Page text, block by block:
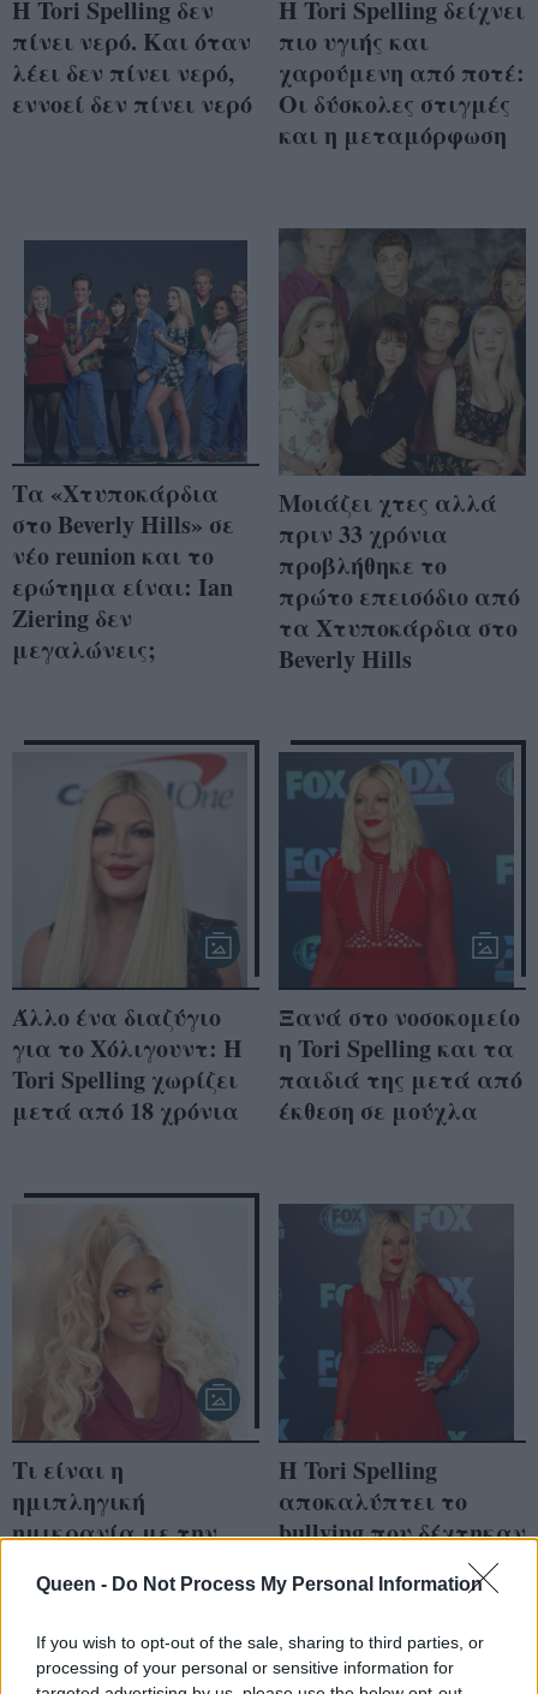
Queen - Do Not Process My Personal Information
If you wish to opt-out of the sale, sharing to third parties, or
processing of your personal or sensitive information for
Η Tori Spelling δεν
πίνει νερό. Και όταν
λέει δεν πίνει νερό,
εννοεί δεν πίνει νερό
Η Tori Spelling δείχνει
πιο υγιής και
χαρούμενη από ποτέ:
Οι δύσκολες στιγμές
και η μεταμόρφωση
Τα «Χτυποκάρδια
στο Beverly Hills» σε
νέο reunion και το
ερώτημα είναι: Ian
Ziering δεν
μεγαλώνεις;
Μοιάζει χτες αλλά
πριν 33 χρόνια
προβλήθηκε το
πρώτο επεισόδιο από
τα Χτυποκάρδια στο
Beverly Hills
Άλλο ένα διαζύγιο
για το Χόλιγουντ: Η
Tori Spelling χωρίζει
μετά από 18 χρόνια
Ξανά στο νοσοκομείο
η Tori Spelling και τα
παιδιά της μετά από
έκθεση σε μούχλα
Τι είναι η
ημιπληγική
ημικρανία με την
14χρονη κόρη της Tori
Η Tori Spelling
αποκαλύπτει το
bullying που δέχτηκαν
τα παιδιά της την
πρώτη μέρα στο